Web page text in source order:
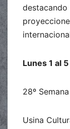
destacando
Lunes 1 al
28º
Usina